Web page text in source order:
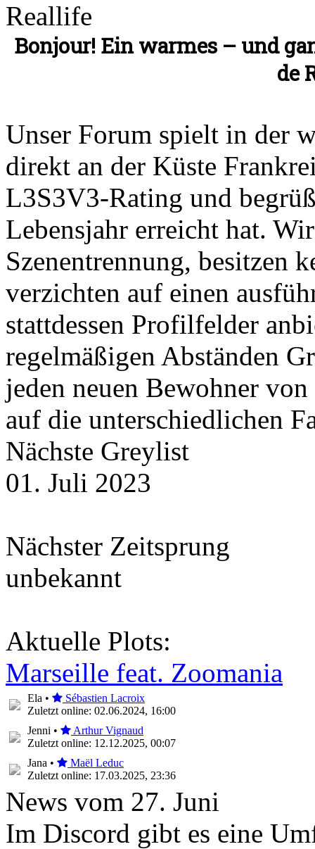
Reallife
Bonjour! Ein warmes – und
de
Unser Forum spielt in der
direkt an der Küste
L3S3V3-Rating und
Lebensjahr erreicht hat.
Szenentrennung, besitzen
verzichten auf einen
stattdessen Profilfelder
regelmäßigen Abständen
jeden neuen Bewohner
auf die unterschiedlichen
Nächste Greylist
01. Juli 2023
Nächster Zeitsprung
unbekannt
Aktuelle Plots:
Marseille feat. Zoomania
Ela •
Sébastien Lacroix
Zuletzt online: 02.06.2024, 16:00
Jenni •
Arthur Vignaud
Zuletzt online: 12.12.2025, 00:07
Jana •
Maël Leduc
Zuletzt online: 17.03.2025, 23:36
News vom 27. Juni
Im Discord gibt es eine